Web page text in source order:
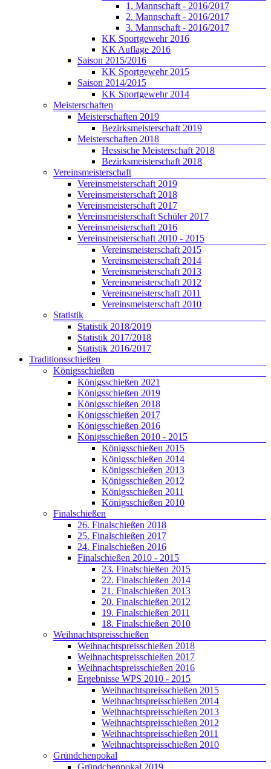
1. Mannschaft - 2016/2017
2. Mannschaft - 2016/2017
3. Mannschaft - 2016/2017
KK Sportgewehr 2016
KK Auflage 2016
Saison 2015/2016
KK Sportgewehr 2015
Saison 2014/2015
KK Sportgewehr 2014
Meisterschaften
Meisterschaften 2019
Bezirksmeisterschaft 2019
Meisterschaften 2018
Hessische Meisterschaft 2018
Bezirksmeisterschaft 2018
Vereinsmeisterschaft
Vereinsmeisterschaft 2019
Vereinsmeisterschaft 2018
Vereinsmeisterschaft 2017
Vereinsmeisterschaft Schüler 2017
Vereinsmeisterschaft 2016
Vereinsmeisterschaft 2010 - 2015
Vereinsmeisterschaft 2015
Vereinsmeisterschaft 2014
Vereinsmeisterschaft 2013
Vereinsmeisterschaft 2012
Vereinsmeisterschaft 2011
Vereinsmeisterschaft 2010
Statistik
Statistik 2018/2019
Statistik 2017/2018
Statistik 2016/2017
Traditionsschießen
Königsschießen
Königsschießen 2021
Königsschießen 2019
Königsschießen 2018
Königsschießen 2017
Königsschießen 2016
Königsschießen 2010 - 2015
Königsschießen 2015
Königsschießen 2014
Königsschießen 2013
Königsschießen 2012
Königsschießen 2011
Königsschießen 2010
Finalschießen
26. Finalschießen 2018
25. Finalschießen 2017
24. Finalschießen 2016
Finalschießen 2010 - 2015
23. Finalschießen 2015
22. Finalschießen 2014
21. Finalschießen 2013
20. Finalschießen 2012
19. Finalschießen 2011
18. Finalschießen 2010
Weihnachtspreisschießen
Weihnachtspreisschießen 2018
Weihnachtspreisschießen 2017
Weihnachtspreisschießen 2016
Ergebnisse WPS 2010 - 2015
Weihnachtspreisschießen 2015
Weihnachtspreisschießen 2014
Weihnachtspreisschießen 2013
Weihnachtspreisschießen 2012
Weihnachtspreisschießen 2011
Weihnachtspreisschießen 2010
Gründchenpokal
Gründchenpokal 2019